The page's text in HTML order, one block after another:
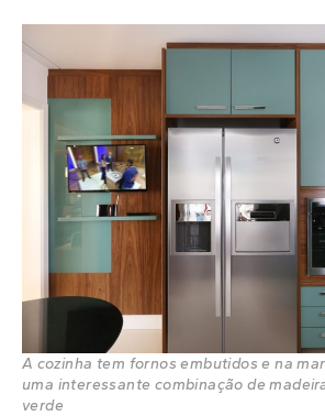
A cozinha tem fornos embutidos e na
uma interessante combinação de
verde